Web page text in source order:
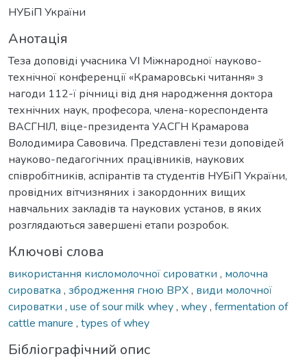
НУБіП України
Анотація
Теза доповіді учасника VI Міжнародної науково-
технічної конференції «Крамаровські читання» з
нагоди 112-ї річниці від дня народження доктора
технічних наук, професора, члена-кореспондента
ВАСГНІЛ, віце-президента УАСГН Крамарова
Володимира Савовича. Представлені тези доповідей
науково-педагогічних працівників, наукових
співробітників, аспірантів та студентів НУБіП України,
провідних вітчизняних і закордонних вищих
навчальних закладів та наукових установ, в яких
розглядаються завершені етапи розробок.
Ключові слова
використання кисломолочної сироватки , молочна
сироватка , збродження гною ВРХ, види молочної
сироватки , use of sour milk whey, whey, fermentation of
cattle manure , types of whey
Бібліографічний опис